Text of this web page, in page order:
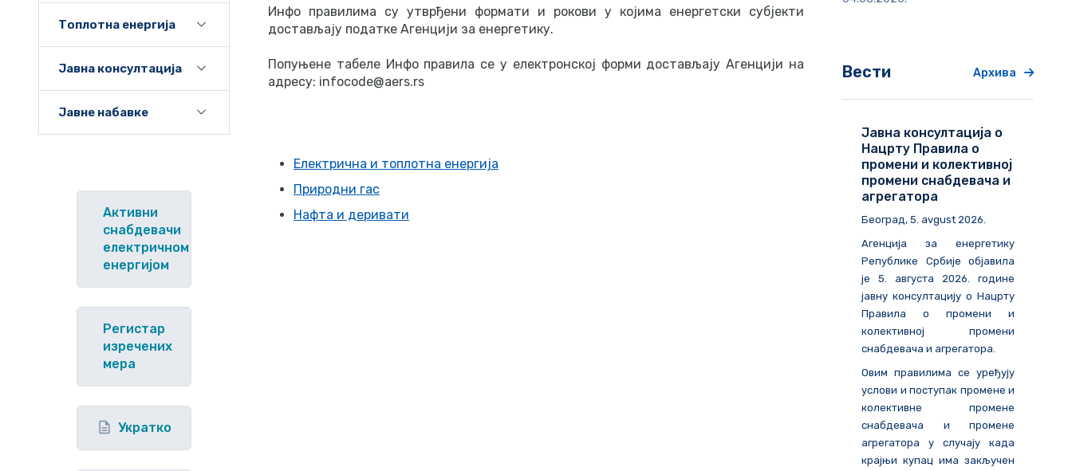
Топлотна енергија
Јавна консултација
Јавне набавке
Активни
снабдевачи
електричном
енергијом
Регистар
изречених
мера
Укратко
Инфо правилима су утврђени формати и рокови у којима енергетски субјекти
достављају податке Агенцији за енергетику.
Попуњене табеле Инфо правила се у електронској форми достављају Агенцији на
адресу: infocode@aers.rs
Електрична и топлотна енергија
Природни гас
Нафта и деривати
Вести Архива
Јавна консултација о
Нацрту Правила о
промени и колективној
промени снабдевача и
агрегатора
Београд, 5. avgust 2026.
Агенција за енергетику
Републике Србије објавила
је 5. августа 2026. године
јавну консултацију о Нацрту
Правила о промени и
колективној промени
снабдевача и агрегатора.
Овим правилима се уређују
услови и поступак промене и
колективне промене
снабдевача и промене
агрегатора у случају када
крајњи купац има закључен